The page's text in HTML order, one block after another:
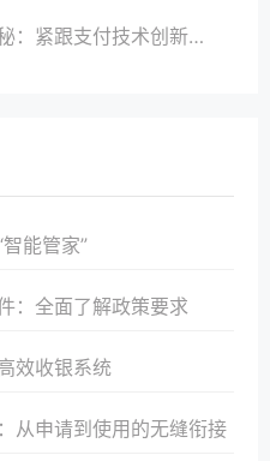
技术创新步伐，抢占市场先机
能管家”
：全面了解政策要求
效收银系统
从申请到使用的无缝衔接